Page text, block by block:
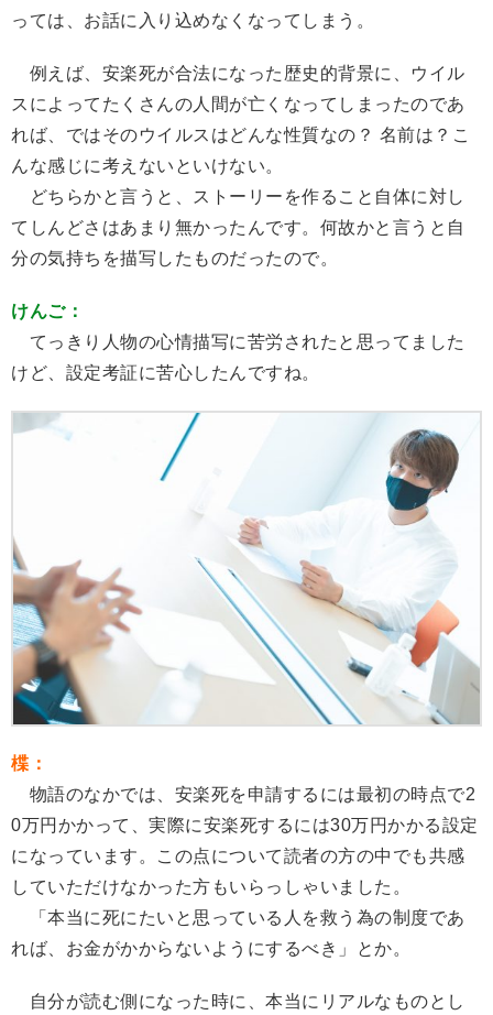
っては、お話に入り込めなくなってしまう。
例えば、安楽死が合法になった歴史的背景に、ウイル
スによってたくさんの人間が亡くなってしまったのであ
れば、ではそのウイルスはどんな性質なの？ 名前は？こ
んな感じに考えないといけない。
どちらかと言うと、ストーリーを作ること自体に対し
てしんどさはあまり無かったんです。何故かと言うと自
分の気持ちを描写したものだったので。
けんご：
てっきり人物の心情描写に苦労されたと思ってました
けど、設定考証に苦心したんですね。
楪：
物語のなかでは、安楽死を申請するには最初の時点で2
0万円かかって、実際に安楽死するには30万円かかる設定
になっています。この点について読者の方の中でも共感
していただけなかった方もいらっしゃいました。
「本当に死にたいと思っている人を救う為の制度であ
れば、お金がかからないようにするべき」とか。
自分が読む側になった時に、本当にリアルなものとし